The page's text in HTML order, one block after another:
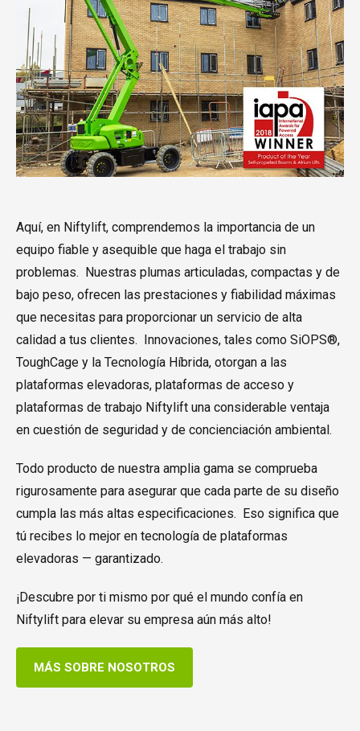
Aquí, en Niftylift, comprendemos la importancia de un
equipo fiable y asequible que haga el trabajo sin
problemas. Nuestras plumas articuladas, compactas y de
bajo peso, ofrecen las prestaciones y fiabilidad máximas
que necesitas para proporcionar un servicio de alta
calidad a tus clientes. Innovaciones, tales como SiOPS®,
ToughCage y la Tecnología Híbrida, otorgan a las
plataformas elevadoras, plataformas de acceso y
plataformas de trabajo Niftylift una considerable ventaja
en cuestión de seguridad y de concienciación ambiental.
Todo producto de nuestra amplia gama se comprueba
rigurosamente para asegurar que cada parte de su diseño
cumpla las más altas especificaciones. Eso significa que
tú recibes lo mejor en tecnología de plataformas
elevadoras — garantizado.
¡Descubre por ti mismo por qué el mundo confía en
Niftylift para elevar su empresa aún más alto!
MÁS SOBRE NOSOTROS